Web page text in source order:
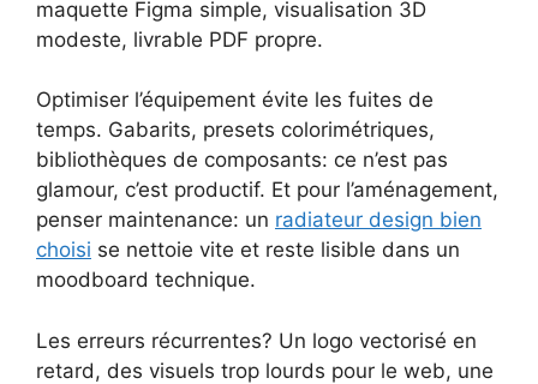
maquette Figma simple, visualisation 3D
modeste, livrable PDF propre.
Optimiser l’équipement évite les fuites de
temps. Gabarits, presets colorimétriques,
bibliothèques de composants: ce n’est pas
glamour, c’est productif. Et pour l’aménagement,
penser maintenance: un radiateur design bien
choisi se nettoie vite et reste lisible dans un
moodboard technique.
Les erreurs récurrentes? Un logo vectorisé en
retard, des visuels trop lourds pour le web, une